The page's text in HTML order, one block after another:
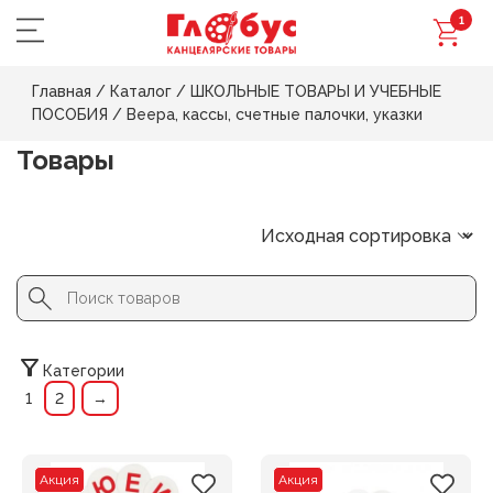
1
Главная / Каталог / ШКОЛЬНЫЕ ТОВАРЫ И УЧЕБНЫЕ
ПОСОБИЯ / Веера, кассы, счетные палочки, указки
Товары
Search
for:
Button
Категории
1
2 →
Акция Акция